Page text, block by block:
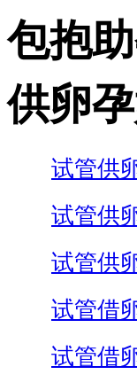
包抱
供卵
试管供
试管供
试管供
试管借
试管借